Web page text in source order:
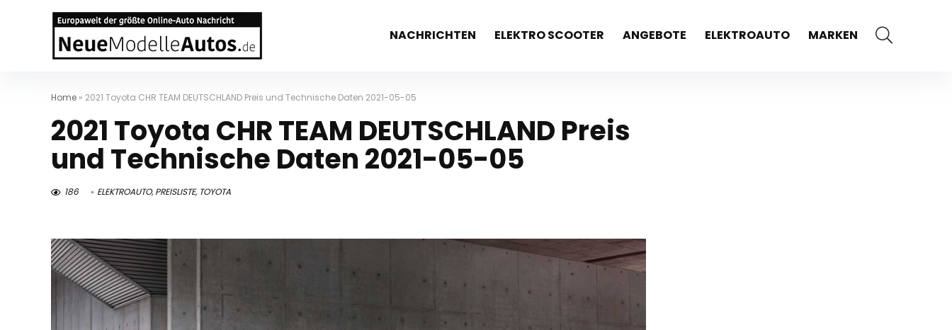
NACHRICHTEN ELEKTRO SCOOTER ANGEBOTE ELEKTROAUTO MARKEN
Home » 2021 Toyota CHR TEAM DEUTSCHLAND Preis und Technische Daten 2021-05-05
2021 Toyota CHR TEAM DEUTSCHLAND Preis
und Technische Daten 2021-05-05
186 ELEKTROAUTO,PREISLISTE, TOYOTA